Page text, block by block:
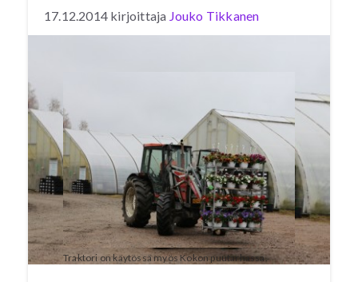
17.12.2014 kirjoittaja Jouko Tikkanen
Traktori on käytössä myös Kokon puutarhassa.